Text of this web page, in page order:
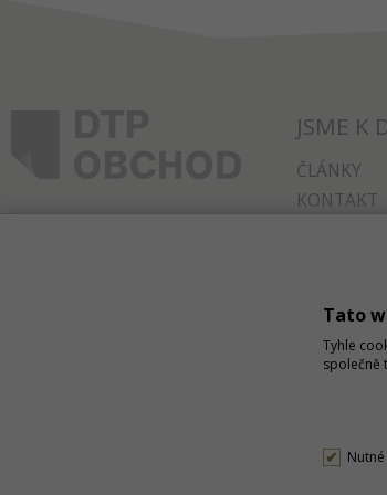
JSME K
ČLÁNKY
KONTAKT
Tato
Tyhle
společně
Nutné